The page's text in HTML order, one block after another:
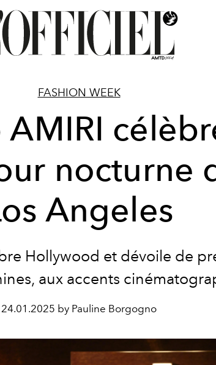
FASHION WEEK
AMIRI
nocturne
Angeles
Hollywood et dévoile de
aux accents
24.01.2025 by Pauline Borgogno